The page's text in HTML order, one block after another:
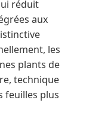
réduit
aux
les
plants de
technique
feuilles plus